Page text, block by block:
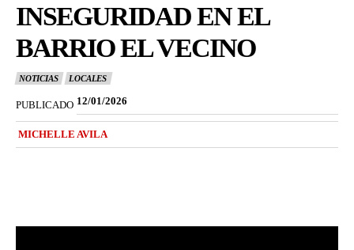
INSEGURIDAD EN EL
BARRIO EL VECINO
NOTICIAS LOCALES
PUBLICADO 12/01/2026
MICHELLE AVILA